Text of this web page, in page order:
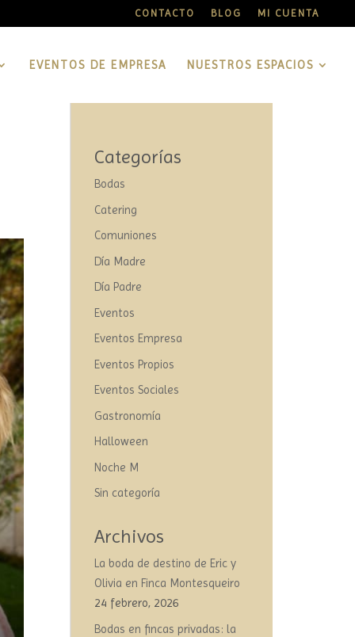
CONTACTO BLOG MI CUENTA
EVENTOS DE EMPRESA NUESTROS ESPACIOS
Categorías
Bodas
Catering
Comuniones
Día Madre
Día Padre
Eventos
Eventos Empresa
Eventos Propios
Eventos Sociales
Gastronomía
Halloween
Noche M
Sin categoría
Archivos
La boda de destino de Eric y
Olivia en Finca Montesqueiro
24 febrero, 2026
Bodas en fincas privadas: la